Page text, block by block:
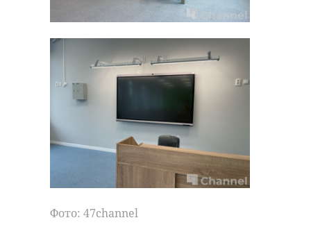
Фото: 47channel